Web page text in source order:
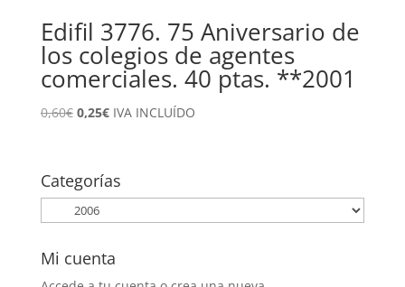
Edifil 3776. 75 Aniversario de
los colegios de agentes
comerciales. 40 ptas. **2001
0,60€ El
era:
0,60€.
0,25€El
es:
0,25€.
IVA INCLUÍDO
Categorías
Mi cuenta